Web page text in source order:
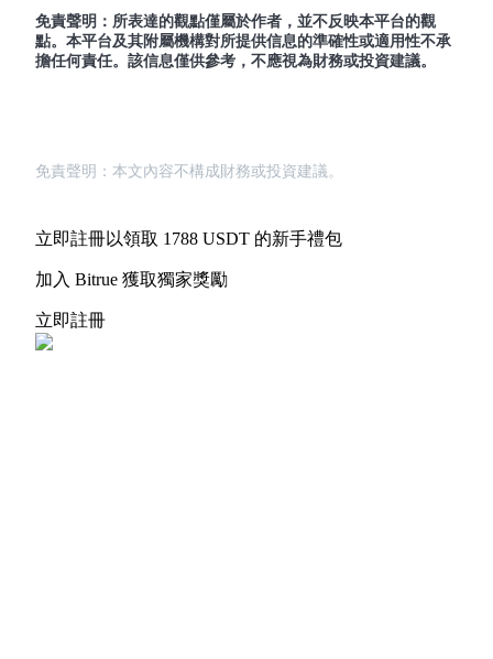
新用戶專享 BTC 6.5% APR
BTC 活期理財、無鎖定期
更多活動
贏得獎品與專屬獎勵
免責聲明：所表達的觀點僅屬於作者，並不反映本平台的觀
點。本平台及其附屬機構對所提供信息的準確性或適用性不承
擔任何責任。該信息僅供參考，不應視為財務或投資建議。
免責聲明：本文內容不構成財務或投資建議。
立即註冊以領取 1788 USDT 的新手禮包
加入 Bitrue 獲取獨家獎勵
立即註冊